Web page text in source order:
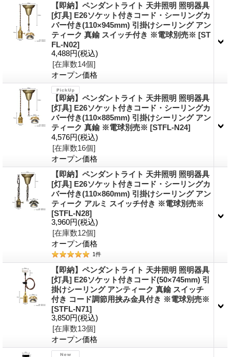
【即納】ペンダントライト 天井照明 照明器具
[灯具] E26ソケット付きコード・シーリングカ
バー付き(110×945mm) 引掛けシーリング アン
ティーク 真鍮 スイッチ付き ※電球別売※ [ST
FL-N02]
4,488円(税込)
[在庫数14個]
オープン価格
【即納】ペンダントライト 天井照明 照明器具
[灯具] E26ソケット付きコード・シーリングカ
バー付き(110×885mm) 引掛けシーリング アン
ティーク 真鍮 ※電球別売※ [STFL-N24]
4,576円(税込)
[在庫数16個]
オープン価格
【即納】ペンダントライト 天井照明 照明器具
[灯具] E26ソケット付きコード・シーリングカ
バー付き(110×860mm) 引掛けシーリング アン
ティーク アルミ スイッチ付き ※電球別売※
[STFL-N28]
3,960円(税込)
[在庫数12個]
オープン価格
1件
【即納】ペンダントライト 天井照明 照明器具
[灯具] E26ソケット付きコード(50×745mm) 引
掛けシーリング アンティーク 真鍮 スイッチ
付き コード調節用挟み金具付き ※電球別売※
[STFL-N71]
3,850円(税込)
[在庫数13個]
オープン価格